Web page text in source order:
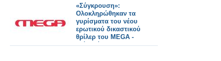
«Σύγκρουση»:
Ολοκληρώθηκαν τα
γυρίσματα του νέου
ερωτικού δικαστικού
θρίλερ του MEGA -
Δείτε νέο backstage